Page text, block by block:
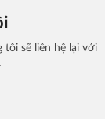
tôi sẽ liên hệ lại với